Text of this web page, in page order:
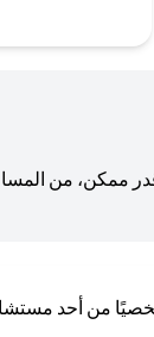
ممكن، من
من أحد